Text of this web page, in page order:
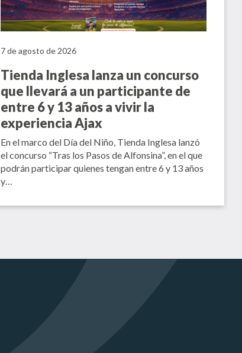
7 de agosto de 2026
Tienda Inglesa lanza un concurso
que llevará a un participante de
entre 6 y 13 años a vivir la
experiencia Ajax
En el marco del Día del Niño, Tienda Inglesa lanzó
el concurso “Tras los Pasos de Alfonsina”, en el que
podrán participar quienes tengan entre 6 y 13 años
y…